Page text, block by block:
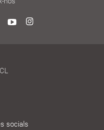
YouTubeInstagram
socials